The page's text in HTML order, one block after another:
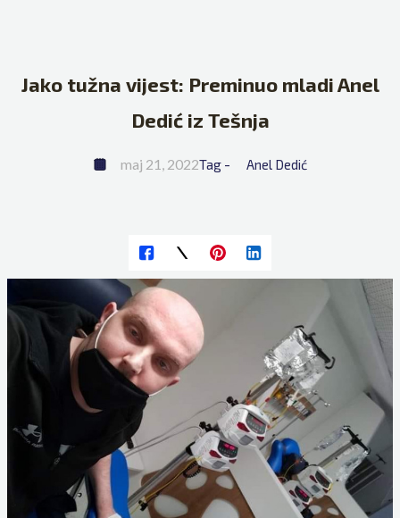
Jako tužna vijest: Preminuo mladi Anel
Dedić iz Tešnja
maj 21, 2022Tag - Anel Dedić